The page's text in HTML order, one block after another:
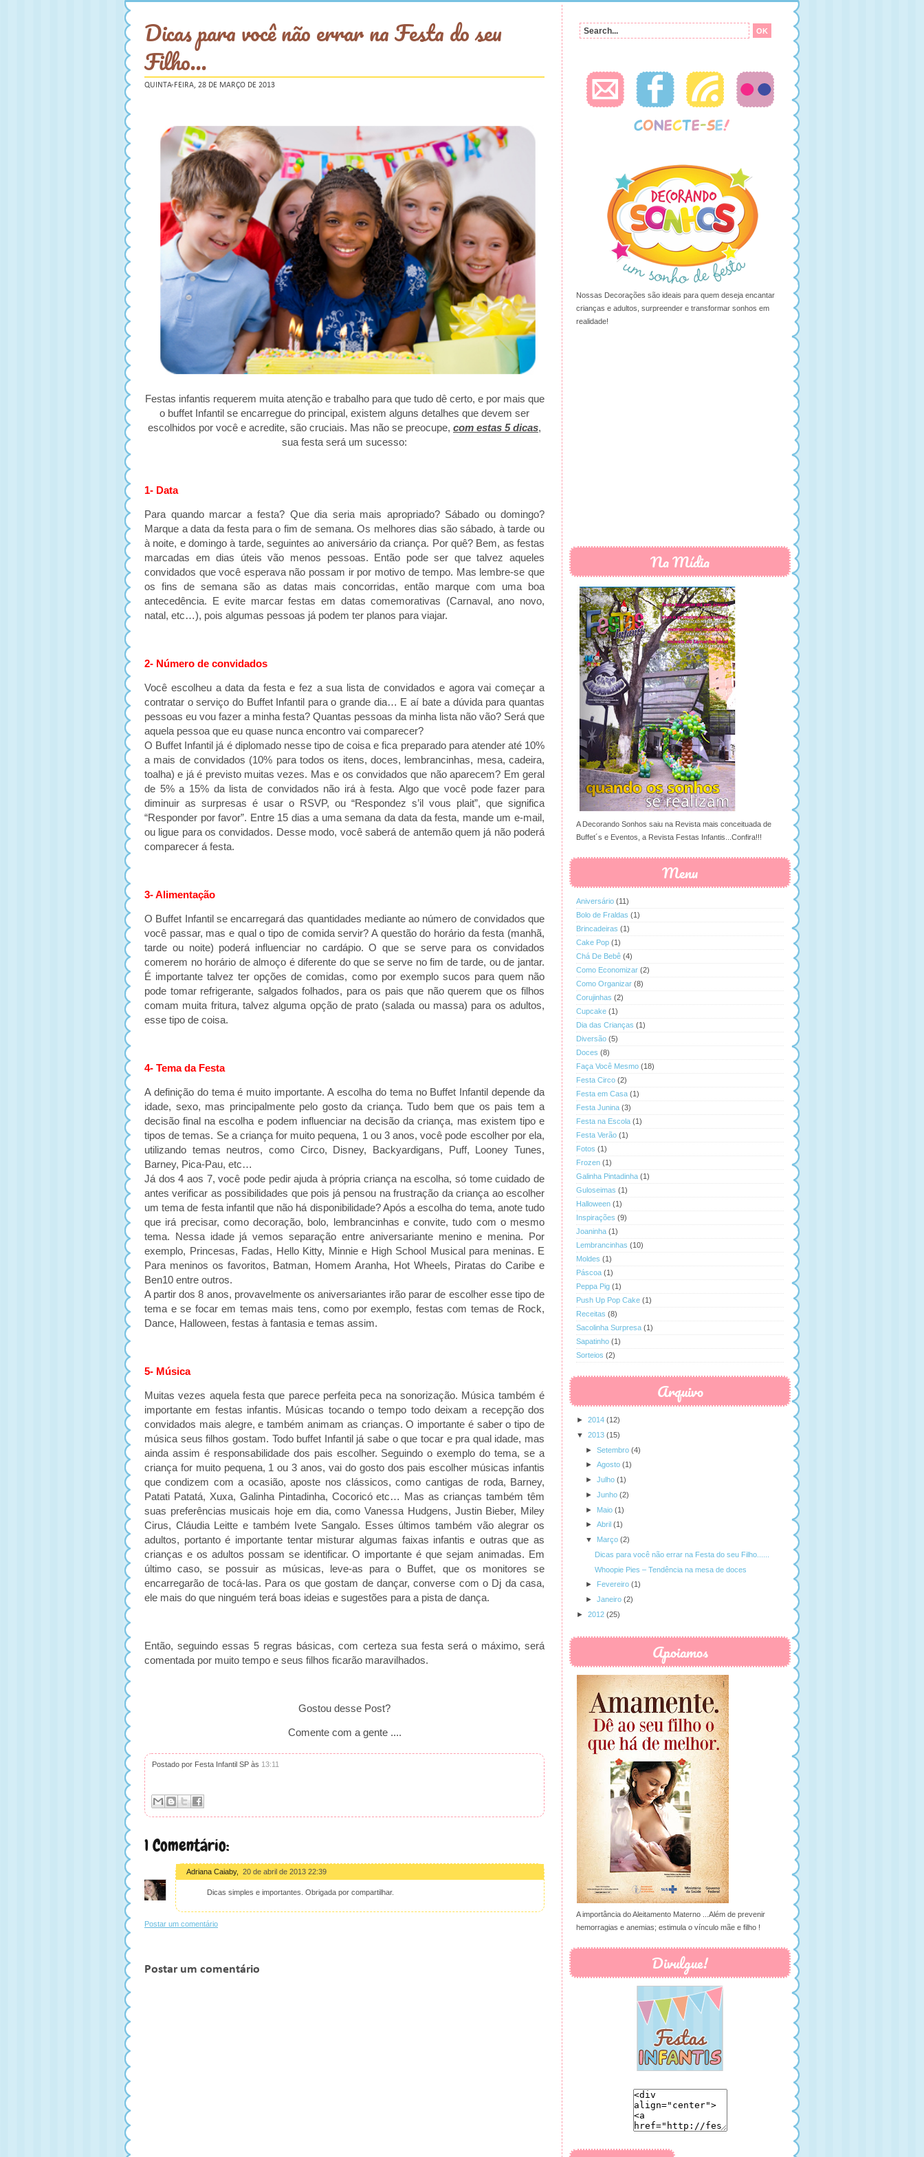
Dicas para você não errar na Festa do seu
Filho...
QUINTA-FEIRA, 28 DE MARÇO DE 2013
Festas infantis requerem muita atenção e trabalho para que tudo dê certo, e por mais que
o buffet Infantil se encarregue do principal, existem alguns detalhes que devem ser
escolhidos por você e acredite, são cruciais. Mas não se preocupe, com estas 5 dicas,
sua festa será um sucesso:
1- Data
Para quando marcar a festa? Que dia seria mais apropriado? Sábado ou domingo?
Marque a data da festa para o fim de semana. Os melhores dias são sábado, à tarde ou
à noite, e domingo à tarde, seguintes ao aniversário da criança. Por quê? Bem, as festas
marcadas em dias úteis vão menos pessoas. Então pode ser que talvez aqueles
convidados que você esperava não possam ir por motivo de tempo. Mas lembre-se que
os fins de semana são as datas mais concorridas, então marque com uma boa
antecedência. E evite marcar festas em datas comemorativas (Carnaval, ano novo,
natal, etc…), pois algumas pessoas já podem ter planos para viajar.
2- Número de convidados
Você escolheu a data da festa e fez a sua lista de convidados e agora vai começar a
contratar o serviço do Buffet Infantil para o grande dia… E aí bate a dúvida para quantas
pessoas eu vou fazer a minha festa? Quantas pessoas da minha lista não vão? Será que
aquela pessoa que eu quase nunca encontro vai comparecer?
O Buffet Infantil já é diplomado nesse tipo de coisa e fica preparado para atender até 10%
a mais de convidados (10% para todos os itens, doces, lembrancinhas, mesa, cadeira,
toalha) e já é previsto muitas vezes. Mas e os convidados que não aparecem? Em geral
de 5% a 15% da lista de convidados não irá à festa. Algo que você pode fazer para
diminuir as surpresas é usar o RSVP, ou “Respondez s’il vous plait”, que significa
“Responder por favor”. Entre 15 dias a uma semana da data da festa, mande um e-mail,
ou ligue para os convidados. Desse modo, você saberá de antemão quem já não poderá
comparecer á festa.
3- Alimentação
O Buffet Infantil se encarregará das quantidades mediante ao número de convidados que
você passar, mas e qual o tipo de comida servir? A questão do horário da festa (manhã,
tarde ou noite) poderá influenciar no cardápio. O que se serve para os convidados
comerem no horário de almoço é diferente do que se serve no fim de tarde, ou de jantar.
É importante talvez ter opções de comidas, como por exemplo sucos para quem não
pode tomar refrigerante, salgados folhados, para os pais que não querem que os filhos
comam muita fritura, talvez alguma opção de prato (salada ou massa) para os adultos,
esse tipo de coisa.
4- Tema da Festa
A definição do tema é muito importante. A escolha do tema no Buffet Infantil depende da
idade, sexo, mas principalmente pelo gosto da criança. Tudo bem que os pais tem a
decisão final na escolha e podem influenciar na decisão da criança, mas existem tipo e
tipos de temas. Se a criança for muito pequena, 1 ou 3 anos, você pode escolher por ela,
utilizando temas neutros, como Circo, Disney, Backyardigans, Puff, Looney Tunes,
Barney, Pica-Pau, etc…
Já dos 4 aos 7, você pode pedir ajuda à própria criança na escolha, só tome cuidado de
antes verificar as possibilidades que pois já pensou na frustração da criança ao escolher
um tema de festa infantil que não há disponibilidade? Após a escolha do tema, anote tudo
que irá precisar, como decoração, bolo, lembrancinhas e convite, tudo com o mesmo
tema. Nessa idade já vemos separação entre aniversariante menino e menina. Por
exemplo, Princesas, Fadas, Hello Kitty, Minnie e High School Musical para meninas. E
Para meninos os favoritos, Batman, Homem Aranha, Hot Wheels, Piratas do Caribe e
Ben10 entre outros.
A partir dos 8 anos, provavelmente os aniversariantes irão parar de escolher esse tipo de
tema e se focar em temas mais tens, como por exemplo, festas com temas de Rock,
Dance, Halloween, festas à fantasia e temas assim.
5- Música
Muitas vezes aquela festa que parece perfeita peca na sonorização. Música também é
importante em festas infantis. Músicas tocando o tempo todo deixam a recepção dos
convidados mais alegre, e também animam as crianças. O importante é saber o tipo de
música seus filhos gostam. Todo buffet Infantil já sabe o que tocar e pra qual idade, mas
ainda assim é responsabilidade dos pais escolher. Seguindo o exemplo do tema, se a
criança for muito pequena, 1 ou 3 anos, vai do gosto dos pais escolher músicas infantis
que condizem com a ocasião, aposte nos clássicos, como cantigas de roda, Barney,
Patati Patatá, Xuxa, Galinha Pintadinha, Cocoricó etc… Mas as crianças também têm
suas preferências musicais hoje em dia, como Vanessa Hudgens, Justin Bieber, Miley
Cirus, Cláudia Leitte e também Ivete Sangalo. Esses últimos também vão alegrar os
adultos, portanto é importante tentar misturar algumas faixas infantis e outras que as
crianças e os adultos possam se identificar. O importante é que sejam animadas. Em
último caso, se possuir as músicas, leve-as para o Buffet, que os monitores se
encarregarão de tocá-las. Para os que gostam de dançar, converse com o Dj da casa,
ele mais do que ninguém terá boas ideias e sugestões para a pista de dança.
Então, seguindo essas 5 regras básicas, com certeza sua festa será o máximo, será
comentada por muito tempo e seus filhos ficarão maravilhados.
Gostou desse Post?
Comente com a gente ....
Postado por Festa Infantil SP às 13:11
1 Comentário:
Adriana Caiaby, 20 de abril de 2013 22:39
Dicas simples e importantes. Obrigada por compartilhar.
Postar um comentário
Postar um comentário
Nossas Decorações são ideais para quem deseja encantar
crianças e adultos, surpreender e transformar sonhos em
realidade!
Na Mídia
A Decorando Sonhos saiu na Revista mais conceituada de
Buffet´s e Eventos, a Revista Festas Infantis...Confira!!!
Menu
Aniversário (11)
Bolo de Fraldas (1)
Brincadeiras (1)
Cake Pop (1)
Chá De Bebê (4)
Como Economizar (2)
Como Organizar (8)
Corujinhas (2)
Cupcake (1)
Dia das Crianças (1)
Diversão (5)
Doces (8)
Faça Você Mesmo (18)
Festa Circo (2)
Festa em Casa (1)
Festa Junina (3)
Festa na Escola (1)
Festa Verão (1)
Fotos (1)
Frozen (1)
Galinha Pintadinha (1)
Guloseimas (1)
Halloween (1)
Inspirações (9)
Joaninha (1)
Lembrancinhas (10)
Moldes (1)
Páscoa (1)
Peppa Pig (1)
Push Up Pop Cake (1)
Receitas (8)
Sacolinha Surpresa (1)
Sapatinho (1)
Sorteios (2)
Arquivo
► 2014 (12)
▼ 2013 (15)
►Setembro (4)
►Agosto (1)
►Julho (1)
►Junho (2)
► Maio (1)
►Abril (1)
▼ Março (2)
Dicas para você não errar na Festa do seu Filho......
Whoopie Pies – Tendência na mesa de doces
►
Fevereiro (1)
►Janeiro (2)
► 2012 (25)
Apoiamos
A importância do Aleitamento Materno ...Além de prevenir
hemorragias e anemias; estimula o vínculo mãe e filho !
Divulgue!